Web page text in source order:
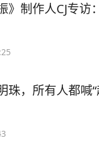
》制作人CJ专
珠，所有人都喊